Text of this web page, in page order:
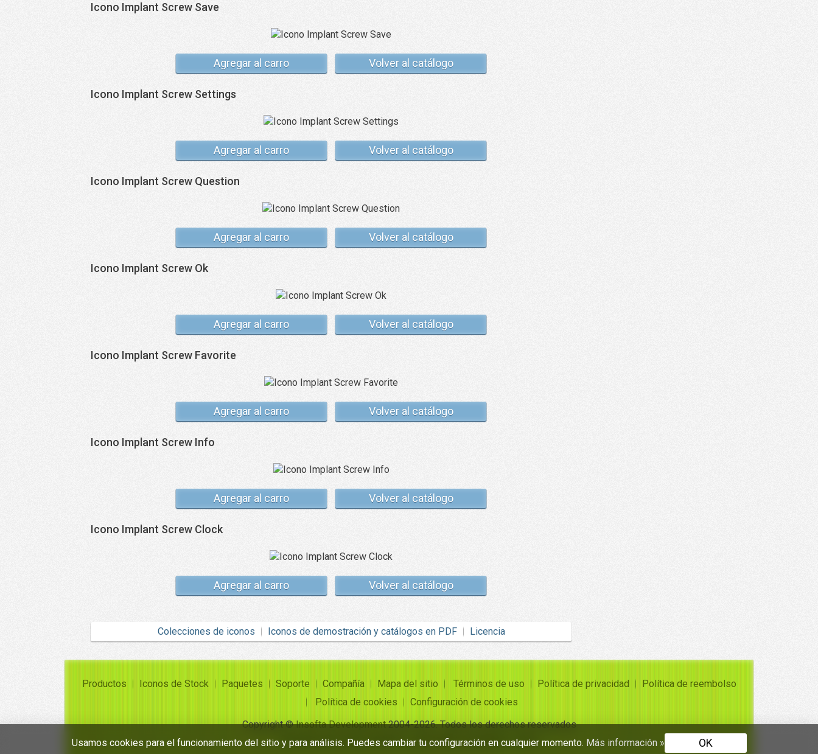
Icono Implant Screw Save
Agregar al carro Volver al catálogo
Icono Implant Screw Settings
Agregar al carro Volver al catálogo
Icono Implant Screw Question
Agregar al carro Volver al catálogo
Icono Implant Screw Ok
Agregar al carro Volver al catálogo
Icono Implant Screw Favorite
Agregar al carro Volver al catálogo
Icono Implant Screw Info
Agregar al carro Volver al catálogo
Icono Implant Screw Clock
Agregar al carro Volver al catálogo
Colecciones de iconos Iconos de demostración y catálogos en PDF Licencia
Productos Iconos de Stock Paquetes Soporte Compañía Mapa del sitio Términos de uso Política de privacidad
Política de reembolso
Política de cookies
Configuración de cookies
Copyright ©Insofta Development 2004-2026. Todos los derechos reservados
Conjuntos de iconos gratuitos, convertidor de imagen a icono
Usamos cookies para el funcionamiento del sitio y para análisis. Puedes cambiar tu configuración en cualquier momento. Más información » OK